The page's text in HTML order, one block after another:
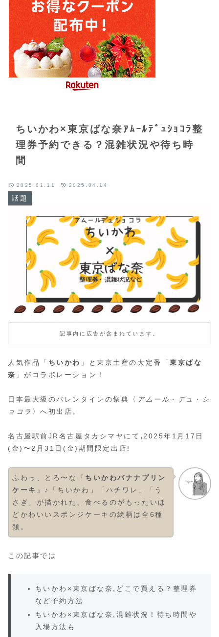
ちいかわ×東京ばな奈ｱﾑｰﾙﾃﾞｭｼｮｺﾗ整
理券予約できる？混雑状況や待ち時
間
話題
2025.01.11 2025.04.14
記事内に広告が含まれています。
人気作品「 ちいかわ 」と東京土産の大定番「東京ばな
奈 」がコラボレーション！
日本最大級のバレンタインの祭典〈 アムール ・ デュ ・
シ
ョコラ 〉へ初出店。
名古屋駅前JR名古屋タカシマヤにて ,2025年1月17日
(金)〜2月31日(金)期間限定出店!
ふわっ、とろ〜な『 ちいかわバナナプリン
ケーキ 』♪「ちいかわ」「ハチワレ」「う
さぎ」が描かれた、食べるのがもったいほ
どかわいいスポンジケーキの絵柄は全6種
類。
この記事では
ちいかわ×東京ばな奈,どこで買える？整理券
など予約方法
ちいかわ×東京ばな奈,混雑状況！待ち時間や
入場方法も